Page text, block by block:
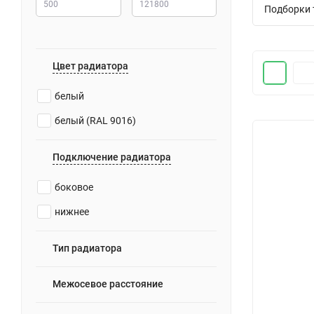
Цвет радиатора
белый
белый (RAL 9016)
Подключение радиатора
боковое
нижнее
Тип радиатора
Межосевое расстояние
Подборки